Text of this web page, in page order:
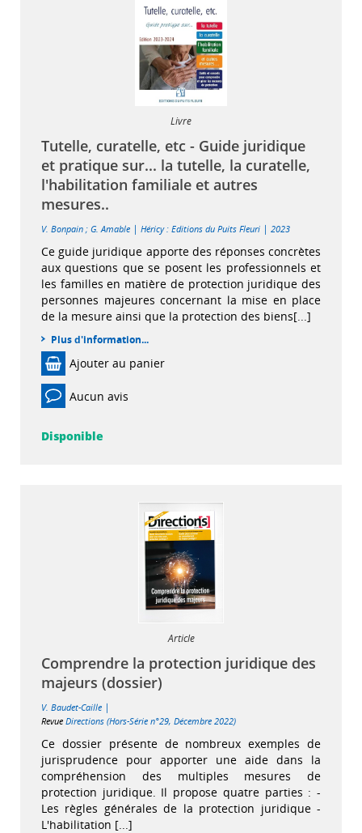
Livre
Tutelle, curatelle, etc - Guide juridique
et pratique sur... la tutelle, la curatelle,
l'habilitation familiale et autres
mesures..
V. Bonpain ; G. Amable | Héricy : Editions du Puits Fleuri | 2023
Ce guide juridique apporte des réponses concrètes
aux questions que se posent les professionnels et
les familles en matière de protection juridique des
personnes majeures concernant la mise en place
de la mesure ainsi que la protection des biens[...]
Plus d'information...
Ajouter au panier
Aucun avis
Disponible
Article
Comprendre la protection juridique des
majeurs (dossier)
V. Baudet-Caille |
Revue Directions (Hors-Série n°29, Décembre 2022)
Ce dossier présente de nombreux exemples de
jurisprudence pour apporter une aide dans la
compréhension des multiples mesures de
protection juridique. Il propose quatre parties : -
Les règles générales de la protection juridique -
L'habilitation [...]